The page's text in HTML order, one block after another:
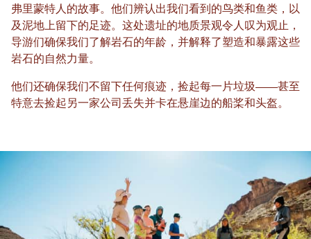
弗里蒙特人的故事。他们辨认出我们看到的鸟类和鱼类，以
及泥地上留下的足迹。这处遗址的地质景观令人叹为观止，
导游们确保我们了解岩石的年龄，并解释了塑造和暴露这些
岩石的自然力量。
他们还确保我们不留下任何痕迹，捡起每一片垃圾——甚至
特意去捡起另一家公司丢失并卡在悬崖边的船桨和头盔。